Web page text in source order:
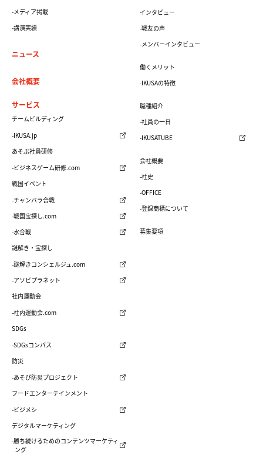
-メディア掲載
-講演実績
ニュース
会社概要
サービス
チームビルディング
-IKUSA.jp
あそぶ社員研修
-ビジネスゲーム研修.com
戦国イベント
-チャンバラ合戦
-戦国宝探し.com
-水合戦
謎解き・宝探し
-謎解きコンシェルジュ.com
-アソビプラネット
社内運動会
-社内運動会.com
SDGs
-SDGsコンパス
防災
-あそび防災プロジェクト
フードエンターテインメント
-ビジメシ
デジタルマーケティング
-勝ち続けるためのコンテンツマーケティ
ング
インタビュー
-戦友の声
-メンバーインタビュー
働くメリット
-IKUSAの特徴
職種紹介
-社員の一日
-IKUSATUBE
会社概要
-社史
-OFFICE
-登録商標について
募集要項